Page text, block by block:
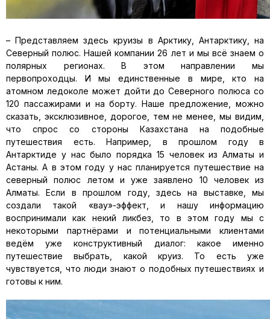
– Представляем здесь круизы в Арктику, Антарктику, на
Северный полюс. Нашей компании 26 лет и мы всё знаем о
полярных регионах. В этом направлении мы
первопроходцы. И мы единственные в мире, кто на
атомном ледоколе может дойти до Северного полюса со
120 пассажирами и на борту. Наше предложение, можно
сказать, эксклюзивное, дорогое, тем не менее, мы видим,
что спрос со стороны Казахстана на подобные
путешествия есть. Например, в прошлом году в
Антарктиде у нас было порядка 15 человек из Алматы и
Астаны. А в этом году у нас планируется путешествие на
северный полюс летом и уже заявлено 10 человек из
Алматы. Если в прошлом году, здесь на выставке, мы
создали такой «вау»-эффект, и нашу информацию
воспринимали как некий ликбез, то в этом году мы с
некоторыми партнёрами и потенциальными клиентами
ведём уже конструктивный диалог: какое именно
путешествие выбрать, какой круиз. То есть уже
чувствуется, что люди знают о подобных путешествиях и
готовы к ним.